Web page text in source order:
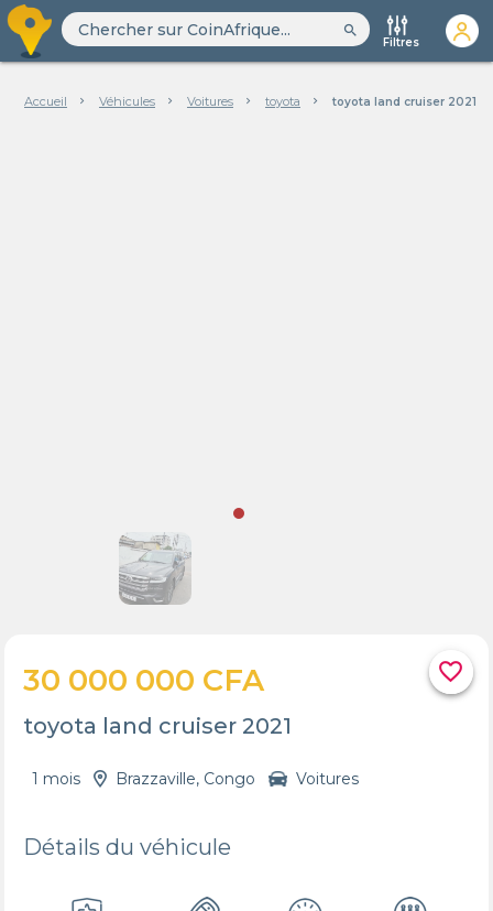
search
Filtres
Accueil Véhicules Voitures toyota toyota land cruiser 2021
favorite_border
30 000 000 CFA
toyota land cruiser 2021
1 mois Brazzaville, Congo Voitures
Détails du véhicule